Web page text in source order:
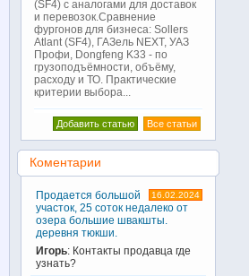
(SF4) с аналогами для доставок
и перевозок.Сравнение
фургонов для бизнеса: Sollers
Atlant (SF4), ГАЗель NEXT, УАЗ
Профи, Dongfeng K33 - по
грузоподъёмности, объёму,
расходу и ТО. Практические
критерии выбора...
Все статьи
Добавить статью
Коментарии
16.02.2024
Продается большой
участок, 25 соток недалеко от
озера большие швакшты.
деревня тюкши.
Игорь: Контакты продавца где
узнать?